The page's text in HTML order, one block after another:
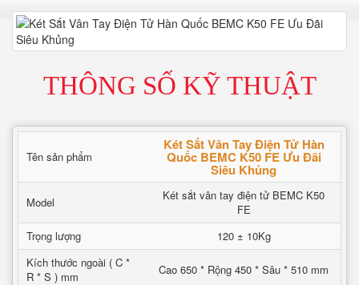
THÔNG SỐ KỸ THUẬT
Tên sản phẩm
Két Sắt Vân Tay Điện Tử Hàn
Quốc BEMC K50 FE Ưu Đãi
Siêu Khủng
Model
Két sắt vân tay điện tử BEMC K50
FE
Trọng lượng
120 ± 10Kg
Kích thước ngoài ( C *
R * S ) mm
Cao 650 * Rộng 450 * Sâu * 510 mm